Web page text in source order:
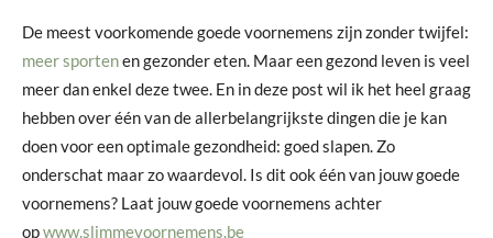
De meest voorkomende goede voornemens zijn zonder twijfel:
meer sportenen gezonder eten. Maar een gezond leven is veel
meer dan enkel deze twee. En in deze post wil ik het heel graag
hebben over één van de allerbelangrijkste dingen die je kan
doen voor een optimale gezondheid: goed slapen. Zo
onderschat maar zo waardevol. Is dit ook één van jouw goede
voornemens? Laat jouw goede voornemens achter
opwww.slimmevoornemens.be